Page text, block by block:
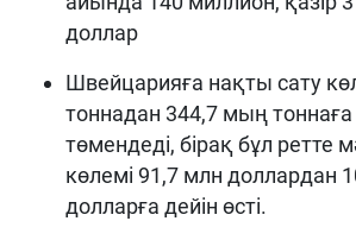
доллар
Швейцарияға нақты сату
тоннадан 344,7 мың тоннаға
төмендеді, бірақ бұл ретте
көлемі 91,7 млн доллардан
долларға дейін өсті.